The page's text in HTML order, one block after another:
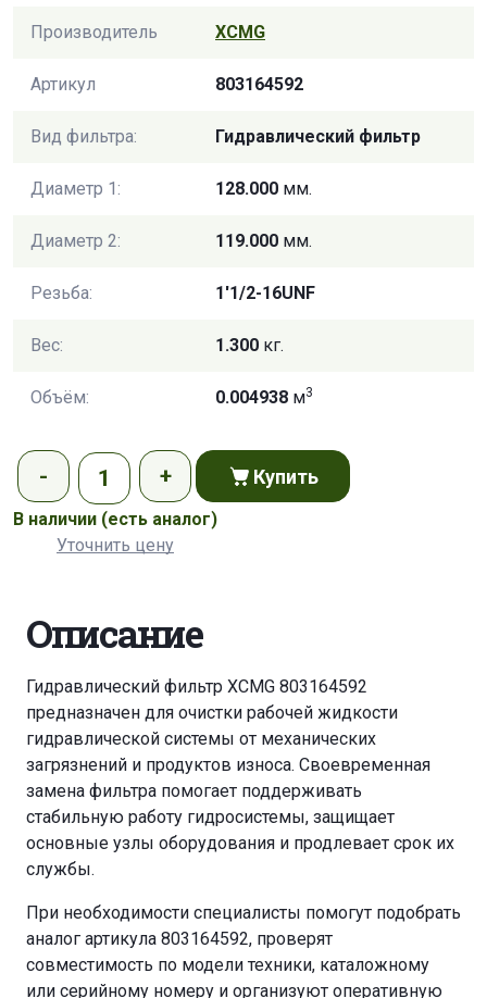
Производитель XCMG
Артикул 803164592
Вид фильтра: Гидравлический фильтр
Диаметр 1: 128.000 мм.
Диаметр 2: 119.000 мм.
Резьба: 1'1/2-16UNF
Вес: 1.300 кг.
Объём: 0.004938 м3
Купить
В наличии (есть аналог)
Уточнить цену
Описание
Гидравлический фильтр XCMG 803164592
предназначен для очистки рабочей жидкости
гидравлической системы от механических
загрязнений и продуктов износа. Своевременная
замена фильтра помогает поддерживать
стабильную работу гидросистемы, защищает
основные узлы оборудования и продлевает срок их
службы.
При необходимости специалисты помогут подобрать
аналог артикула 803164592, проверят
совместимость по модели техники, каталожному
или серийному номеру и организуют оперативную